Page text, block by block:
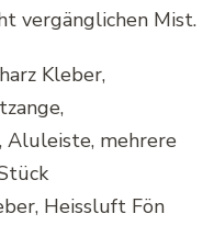
vergänglichen Mist.
Kleber,
Aluleiste, mehrere
Heissluft Fön